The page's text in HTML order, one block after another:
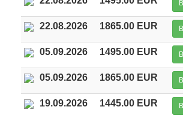
22.08.2026 1865.00 EUR
05.09.2026 1495.00 EUR
05.09.2026 1865.00 EUR
19.09.2026 1445.00 EUR